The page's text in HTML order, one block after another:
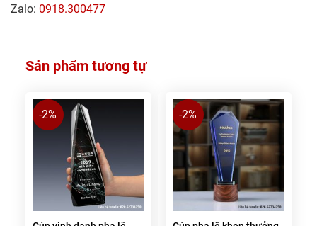
Zalo: 0918.300477
Sản phẩm tương tự
-2% -2%